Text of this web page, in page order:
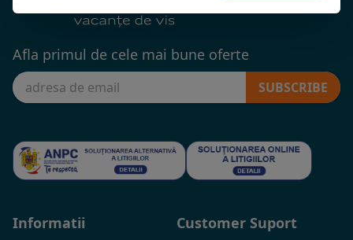
Afla primul de cele mai bune oferte
SUBSCRIBE
Informatii Customer Suport